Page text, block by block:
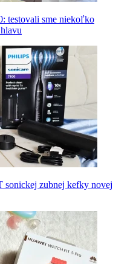
testovali sme niekoľko
sonickej zubnej kefky novej